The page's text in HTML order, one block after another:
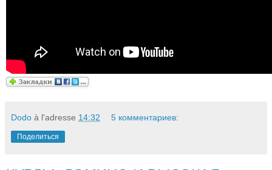
Dodo à l'adresse 14:32 5 комментариев:
Поделиться